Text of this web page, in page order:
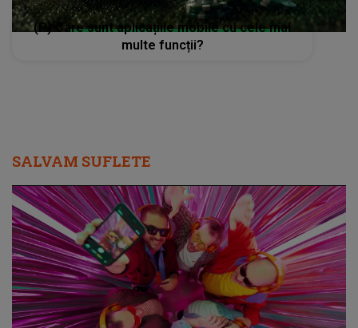
(P) Care sunt aplicațiile mobile cu cele mai
multe funcții?
SALVAM SUFLETE